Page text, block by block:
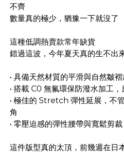
不齊
數量真的極少，猶豫一下就沒了
這種低調熱賣款常年缺貨
錯過這波，今年夏天真的生不出
• 具備天然材質的平滑與自然皺
• 搭載 C0 無氟環保防潑水加工
• 極佳的 Stretch 彈性延展，不
角
• 零壓迫感的彈性腰帶與寬鬆剪
這件版型真的太頂，前幾週在日